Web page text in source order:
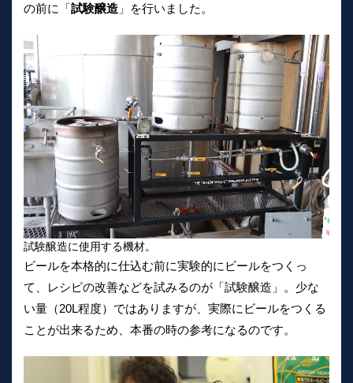
の前に「試験醸造 」を行いました。
試験醸造に使用する機材。
ビールを本格的に仕込む前に実験的にビールをつくっ
て、レシピの改善などを試みるのが「試験醸造」。少な
い量（20L程度）ではありますが、実際にビールをつくる
ことが出来るため、本番の時の参考になるのです。